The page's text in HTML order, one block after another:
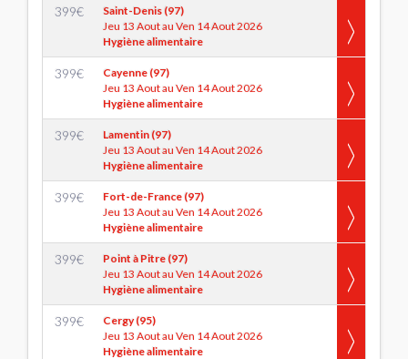
399€
Saint-Denis (97)
Jeu 13 Aout au Ven 14 Aout 2026
Hygiène alimentaire
399€
Cayenne (97)
Jeu 13 Aout au Ven 14 Aout 2026
Hygiène alimentaire
399€
Lamentin (97)
Jeu 13 Aout au Ven 14 Aout 2026
Hygiène alimentaire
399€
Fort-de-France (97)
Jeu 13 Aout au Ven 14 Aout 2026
Hygiène alimentaire
399€
Point à Pitre (97)
Jeu 13 Aout au Ven 14 Aout 2026
Hygiène alimentaire
399€
Cergy (95)
Jeu 13 Aout au Ven 14 Aout 2026
Hygiène alimentaire